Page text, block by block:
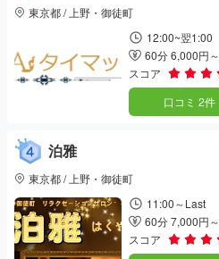
東京都 / 上野・御徒町
12:00~翌1:00
60分 6,000円～
スコア
口コミ 2件
泊雅
東京都 / 上野・御徒町
11:00～Last
60分 7,000円～
スコア